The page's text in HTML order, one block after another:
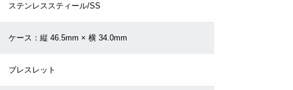
ステンレススティール/SS
ケース：縦 46.5mm × 横 34.0mm
ブレスレット